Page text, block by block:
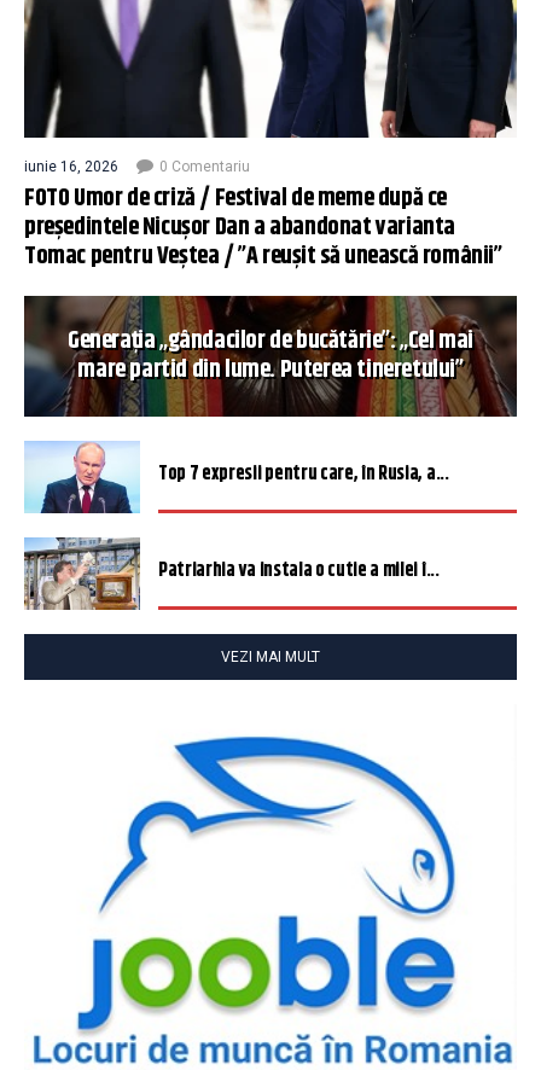
iunie 16, 2026 0 Comentariu
FOTO Umor de criză / Festival de meme după ce
președintele Nicușor Dan a abandonat varianta
Tomac pentru Veștea / ”A reușit să unească românii”
Generația „gândacilor de bucătărie”: „Cel mai
mare partid din lume. Puterea tineretului”
Top 7 expresii pentru care, în Rusia, a...
Patriarhia va instala o cutie a milei î...
VEZI MAI MULT